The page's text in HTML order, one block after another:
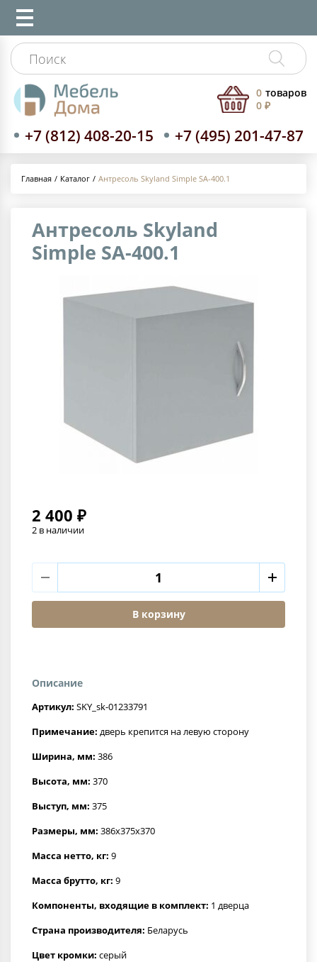
+7 (812) 408-20-15 +7 (495) 201-47-87
0 товаров
0 ₽
Главная Каталог Антресоль Skyland Simple SA-400.1
Антресоль Skyland
Simple SA-400.1
2 400 ₽
2 в наличии
В корзину
Описание
Артикул: SKY_sk-01233791
Примечание: дверь крепится на левую сторону
Ширина, мм: 386
Высота, мм: 370
Выступ, мм: 375
Размеры, мм: 386x375x370
Масса нетто, кг: 9
Масса брутто, кг: 9
Компоненты, входящие в комплект: 1 дверца
Страна производителя: Беларусь
Цвет кромки: серый